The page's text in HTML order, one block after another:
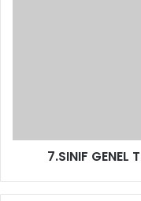
7.SINIF GENEL